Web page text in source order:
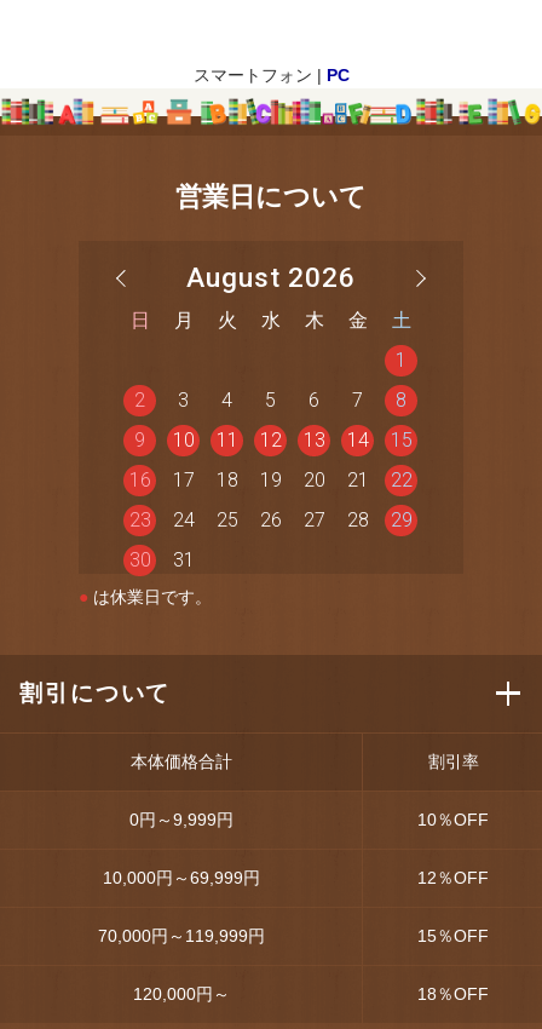
スマートフォン | PC
営業日について
August 2026
日 月 火 水 木 金
土
1
2
3 4 5 6 7
8
9
10 11 12 13 14
15
16
17 18 19 20 21
22
23
24 25 26 27 28
29
30
31
● は休業日です。
割引について
本体価格合計 割引率
0円～9,999円 10％OFF
10,000円～69,999円 12％OFF
70,000円～119,999円 15％OFF
120,000円～ 18％OFF